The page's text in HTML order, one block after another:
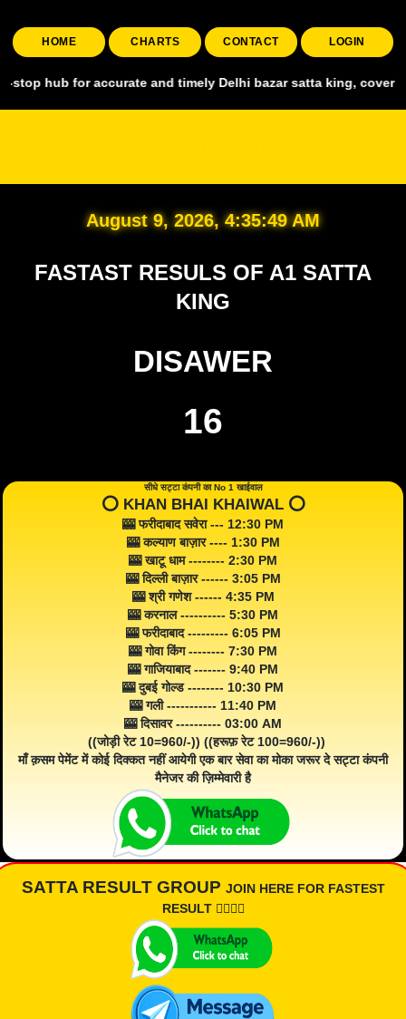
HOME CHARTS CONTACT LOGIN
accurate and timely Delhi bazar satta king, covering all
August 9, 2026, 4:35:51 AM
FASTAST RESULS OF A1 SATTA
KING
DISAWER
16
सीधे सट्टा कंपनी का No 1 खाईवाल
⭕️ KHAN BHAI KHAIWAL ⭕️
🎰 फरीदाबाद सवेरा --- 12:30 PM
🎰 कल्याण बाज़ार ---- 1:30 PM
🎰 खाटू धाम -------- 2:30 PM
🎰 दिल्ली बाज़ार ------ 3:05 PM
🎰 श्री गणेश ------ 4:35 PM
🎰 करनाल ---------- 5:30 PM
🎰 फरीदाबाद --------- 6:05 PM
🎰 गोवा किंग -------- 7:30 PM
🎰 गाजियाबाद ------- 9:40 PM
🎰 दुबई गोल्ड -------- 10:30 PM
🎰 गली ----------- 11:40 PM
🎰 दिसावर ---------- 03:00 AM
((जोड़ी रेट 10=960/-)) ((हरूफ़ रेट 100=960/-))
माँ क़सम पेमेंट में कोई दिक्कत नहीं आयेगी एक बार सेवा का मोका जरूर दे सट्टा कंपनी
मैनेजर की ज़िम्मेवारी है
SATTA RESULT GROUP JOIN HERE FOR FASTEST
RESULT 👇🏾👇🏾